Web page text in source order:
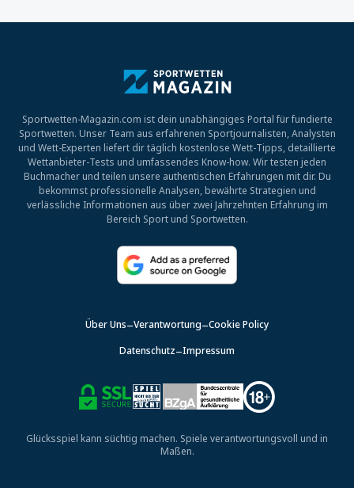
Sportwetten-Magazin.com ist dein unabhängiges Portal für fundierte
Sportwetten. Unser Team aus erfahrenen Sportjournalisten, Analysten
und Wett-Experten liefert dir täglich kostenlose Wett-Tipps, detaillierte
Wettanbieter-Tests und umfassendes Know-how. Wir testen jeden
Buchmacher und teilen unsere authentischen Erfahrungen mit dir. Du
bekommst professionelle Analysen, bewährte Strategien und
verlässliche Informationen aus über zwei Jahrzehnten Erfahrung im
Bereich Sport und Sportwetten.
Über Uns Verantwortung Cookie Policy
Datenschutz Impressum
Glücksspiel kann süchtig machen. Spiele verantwortungsvoll und in
Maßen.